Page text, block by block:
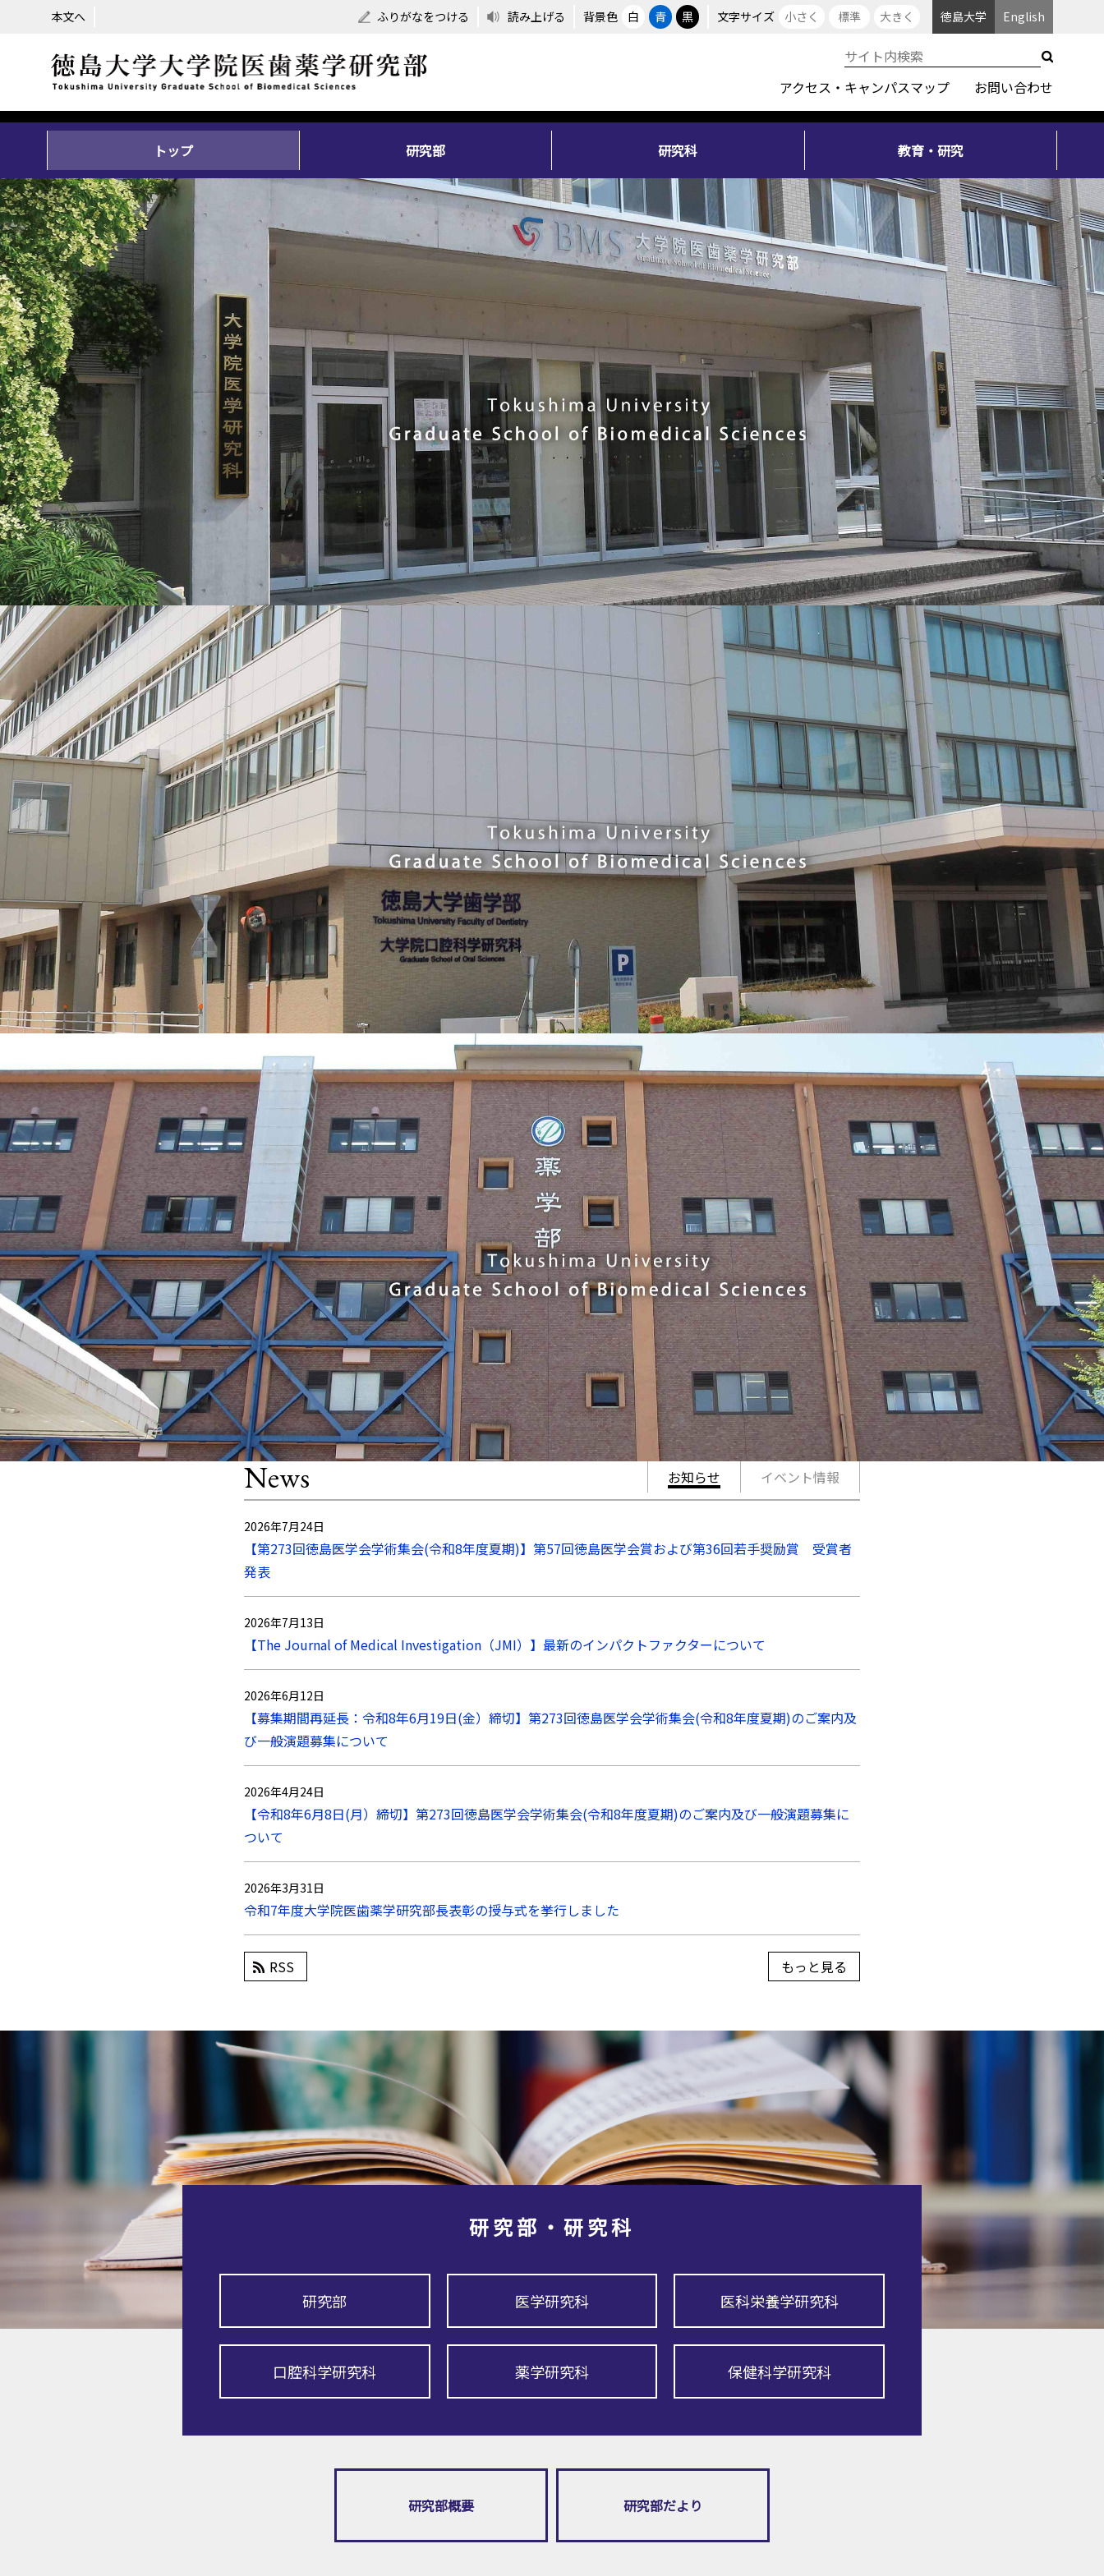
本文へ ふりがなをつける 読み上げる 背景色 白 青 黒 文字サイズ 小さく 標準 大きく 徳島大学 English
アクセス・キャンパスマップ お問い合わせ
トップ 研究部 研究科 教育・研究
お知らせ イベント情報
2026年7月24日
【第273回徳島医学会学術集会(令和8年度夏期)】第57回徳島医学会賞および第36回若手奨励賞 受賞者
発表
2026年7月13日
【The Journal of Medical Investigation（JMI）】最新のインパクトファクターについて
2026年6月12日
【募集期間再延長：令和8年6月19日(金）締切】第273回徳島医学会学術集会(令和8年度夏期)のご案内及
び一般演題募集について
2026年4月24日
【令和8年6月8日(月）締切】第273回徳島医学会学術集会(令和8年度夏期)のご案内及び一般演題募集に
ついて
2026年3月31日
令和7年度大学院医歯薬学研究部長表彰の授与式を挙行しました
もっと見る
RSS
研究部・研究科
研究部 医学研究科 医科栄養学研究科
口腔科学研究科 薬学研究科 保健科学研究科
研究部概要 研究部だより